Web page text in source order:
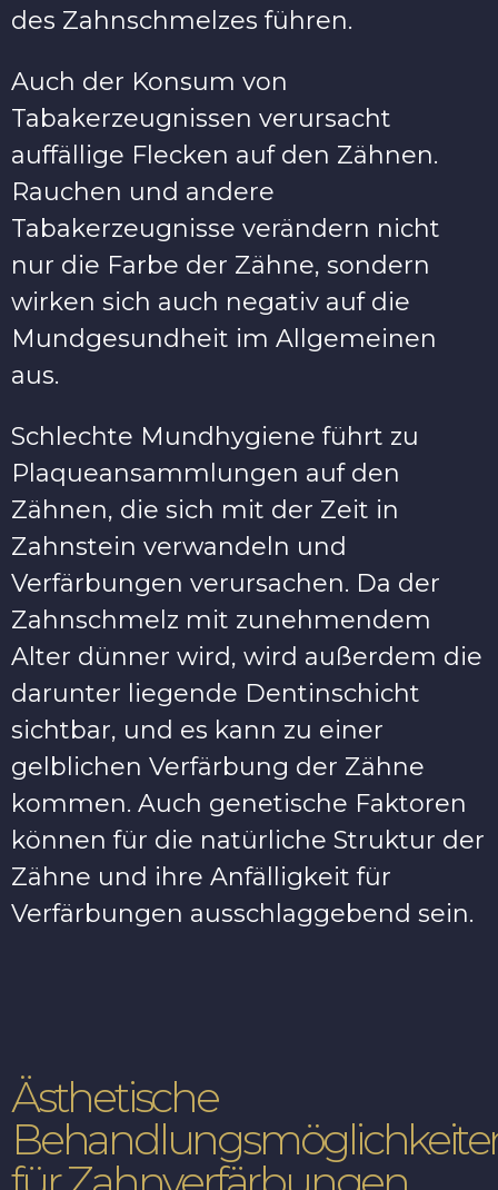
des Zahnschmelzes führen.
Auch der Konsum von
Tabakerzeugnissen verursacht
auffällige Flecken auf den Zähnen.
Rauchen und andere
Tabakerzeugnisse verändern nicht
nur die Farbe der Zähne, sondern
wirken sich auch negativ auf die
Mundgesundheit im Allgemeinen
aus.
Schlechte Mundhygiene führt zu
Plaqueansammlungen auf den
Zähnen, die sich mit der Zeit in
Zahnstein verwandeln und
Verfärbungen verursachen. Da der
Zahnschmelz mit zunehmendem
Alter dünner wird, wird außerdem die
darunter liegende Dentinschicht
sichtbar, und es kann zu einer
gelblichen Verfärbung der Zähne
kommen. Auch genetische Faktoren
können für die natürliche Struktur der
Zähne und ihre Anfälligkeit für
Verfärbungen ausschlaggebend sein.
Ästhetische